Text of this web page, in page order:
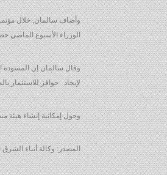
وأضاف سالمان, خلال مؤتمر
الوزراء الأسبوع الماضي
وقال سالمان إن المسودة
لإيجاد حوافز للاستثمار
وحول إمكانية إنشاء هيئة
المصدر: وكالة أنباء